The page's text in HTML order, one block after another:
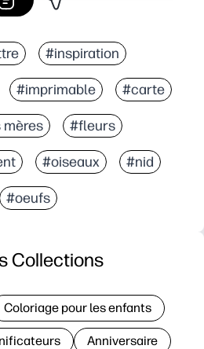
#inspiration
#imprimable #carte
mères #fleurs
#oiseaux #nid
#oeufs
Collections
Coloriage pour les enfants
Anniversaire